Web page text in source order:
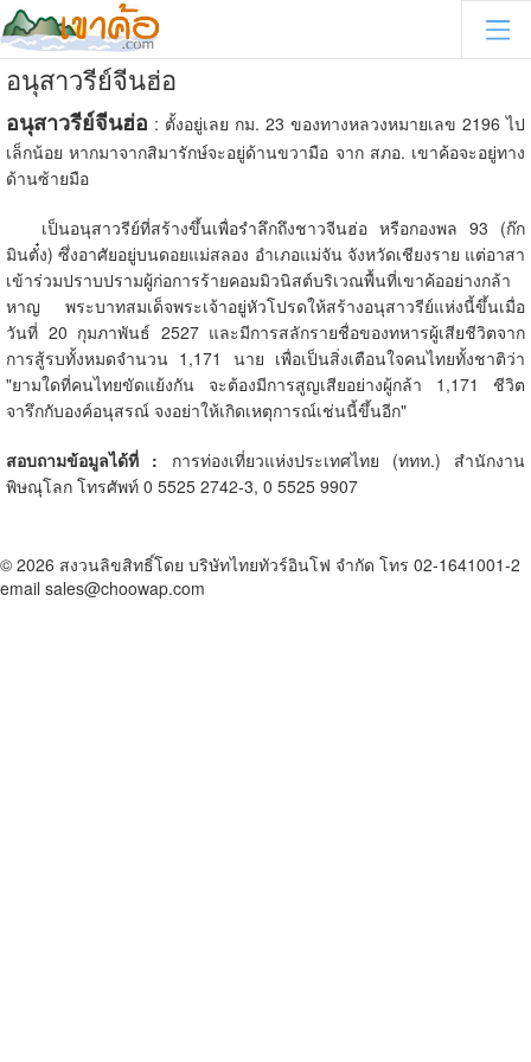
อนุสาวรีย์จีนฮ่อ
อนุสาวรีย์จีนฮ่อ : ตั้งอยู่เลย กม. 23 ของทางหลวงหมายเลข 2196 ไป
เล็กน้อย หากมาจากสิมารักษ์จะอยู่ด้านขวามือ จาก สภอ. เขาค้อจะอยู่ทาง
ด้านซ้ายมือ
เป็นอนุสาวรีย์ที่สร้างขึ้นเพื่อรำลึกถึงชาวจีนฮ่อ หรือกองพล 93 (ก๊ก
มินตั๋ง) ซึ่งอาศัยอยู่บนดอยแม่สลอง อำเภอแม่จัน จังหวัดเชียงราย แต่อาสา
เข้าร่วมปราบปรามผู้ก่อการร้ายคอมมิวนิสต์บริเวณพื้นที่เขาค้ออย่างกล้า
หาญ พระบาทสมเด็จพระเจ้าอยู่หัวโปรดให้สร้างอนุสาวรีย์แห่งนี้ขึ้นเมื่อ
วันที่ 20 กุมภาพันธ์ 2527 และมีการสลักรายชื่อของทหารผู้เสียชีวิตจาก
การสู้รบทั้งหมดจำนวน 1,171 นาย เพื่อเป็นสิ่งเตือนใจคนไทยทั้งชาติว่า
"ยามใดที่คนไทยขัดแย้งกัน จะต้องมีการสูญเสียอย่างผู้กล้า 1,171 ชีวิต
จารึกกับองค์อนุสรณ์ จงอย่าให้เกิดเหตุการณ์เช่นนี้ขึ้นอีก"
สอบถามข้อมูลได้ที่ : การท่องเที่ยวแห่งประเทศไทย (ททท.) สำนักงาน
พิษณุโลก โทรศัพท์ 0 5525 2742-3, 0 5525 9907
© 2026 สงวนลิขสิทธิ์โดย บริษัทไทยทัวร์อินโฟ จำกัด โทร 02-1641001-2
email sales@choowap.com